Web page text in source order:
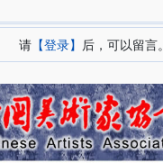
请 【登录】 后，可以留言。